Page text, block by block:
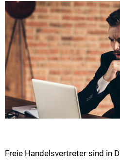
Freie Handelsvertreter sind in